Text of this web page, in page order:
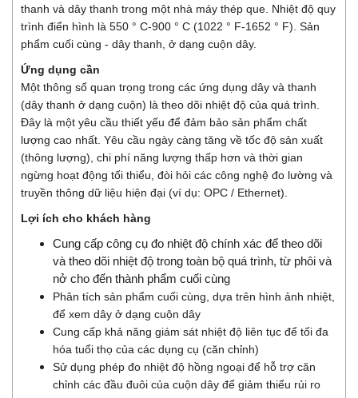
thanh và dây thanh trong một nhà máy thép que. Nhiệt độ quy
trình điển hình là 550 ° C-900 ° C (1022 ° F-1652 ° F). Sản
phẩm cuối cùng - dây thanh, ở dạng cuộn dây.
Ứng dụng cần
Một thông số quan trọng trong các ứng dụng dây và thanh
(dây thanh ở dạng cuộn) là theo dõi nhiệt độ của quá trình.
Đây là một yêu cầu thiết yếu để đảm bảo sản phẩm chất
lượng cao nhất. Yêu cầu ngày càng tăng về tốc độ sản xuất
(thông lượng), chi phí năng lượng thấp hơn và thời gian
ngừng hoạt động tối thiểu, đòi hỏi các công nghệ đo lường và
truyền thông dữ liệu hiện đại (ví dụ: OPC / Ethernet).
Lợi ích cho khách hàng
Cung cấp công cụ đo nhiệt độ chính xác để theo dõi
và theo dõi nhiệt độ trong toàn bộ quá trình, từ phôi và
nở cho đến thành phẩm cuối cùng
Phân tích sản phẩm cuối cùng, dựa trên hình ảnh nhiệt,
để xem dây ở dạng cuộn dây
Cung cấp khả năng giám sát nhiệt độ liên tục để tối đa
hóa tuổi thọ của các dụng cụ (căn chỉnh)
Sử dụng phép đo nhiệt độ hồng ngoại để hỗ trợ căn
chỉnh các đầu đuôi của cuộn dây để giảm thiểu rủi ro